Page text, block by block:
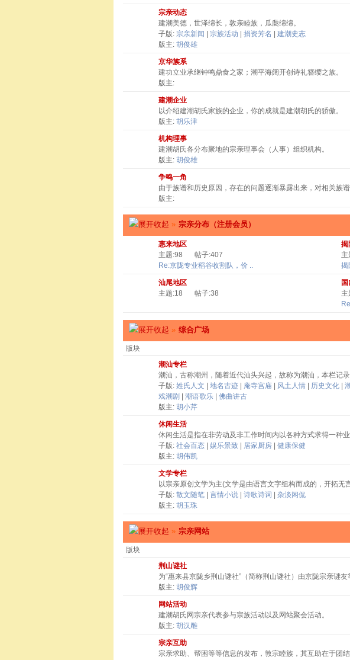
宗亲动态
建潮美德，世泽绵长，敦亲睦族，瓜瓞绵绵。
子版: 宗亲新闻 宗族活动 捐资芳名
建潮史志
版主: 胡俊雄
京华族系
建功立业承继钟鸣鼎食之家；潮平海阔开创诗礼簪缨之族。
版主:
建潮企业
以介绍建潮胡氏家族的企业，你的成就是建潮胡氏的骄傲。
版主: 胡乐津
机构理事
建潮胡氏各分布聚地的宗亲理事会（人事）组织机构。
版主: 胡俊雄
争鸣一角
由于族谱和历史原因，存在的问题逐渐暴露出来，对相关族
版主:
» 宗亲分布（注册会员）
惠来地区
主题:98
帖子:407
Re:京陇专业稻谷收割队，价 ..
揭
主
揭
汕尾地区
主题:18
帖子:38
主
» 综合广场
版块
潮汕专栏
潮汕，古称潮州，随着近代汕头兴起，故称为潮汕，本栏记录
子版: 姓氏人文 地名古迹 庵寺宫庙 风土人情 历史文化
戏潮剧
潮语歌乐
佛曲讲古
版主: 胡小芹
休闲生活
休闲生活是指在非劳动及非工作时间内以各种方式求得一种业
子版: 社会百态 娱乐景致 居家厨房
健康保健
版主: 胡伟凯
文学专栏
以宗亲原创文学为主(文学是由语言文字组构而成的，开拓无
子版: 散文随笔 言情小说 诗歌诗词
杂淡闲侃
版主: 胡玉珠
» 宗亲网站
版块
荆山谜社
为“惠来县京陇乡荆山谜社”（简称荆山谜社）由京陇宗亲谜友
版主: 胡俊辉
网站活动
建潮胡氏网宗亲代表参与宗族活动以及网站聚会活动。
版主: 胡汉雕
宗亲互助
宗亲求助、帮困等等信息的发布，敦宗睦族，其互助在于团结